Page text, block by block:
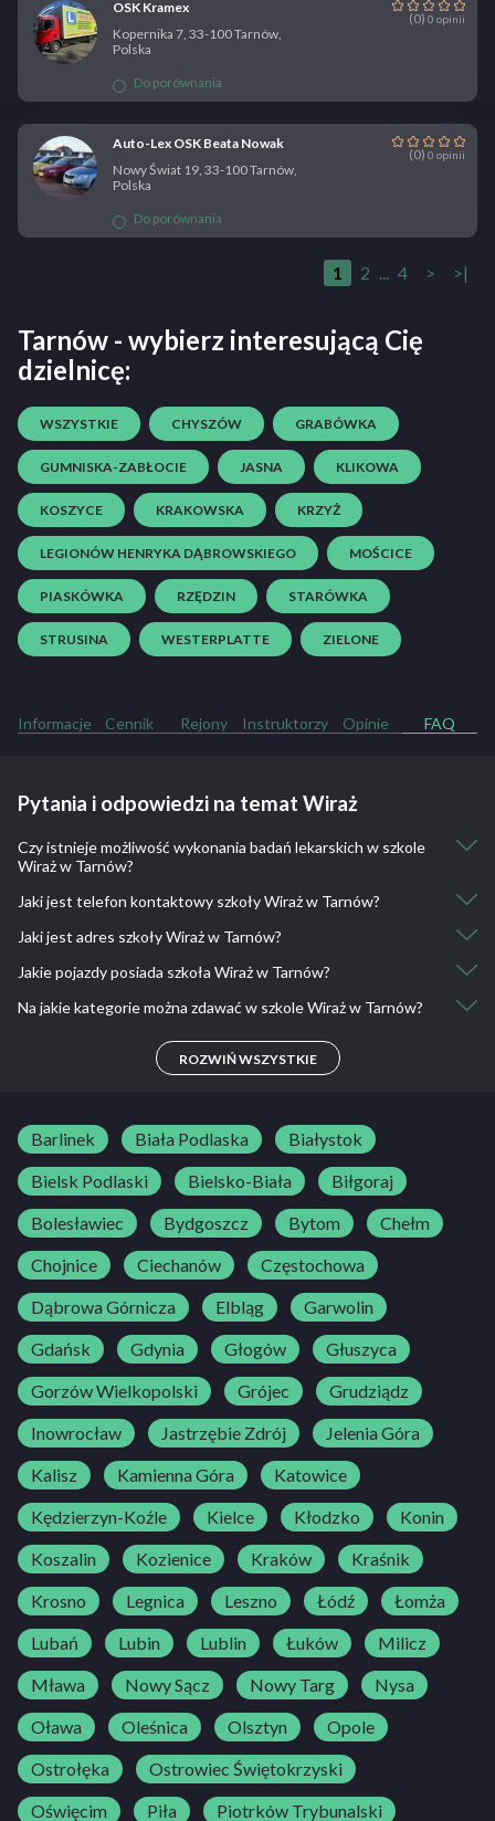
OSK Kramex
(0) 0 opinii
Kopernika 7, 33-100 Tarnów,
Polska
Do porównania
Auto-Lex OSK Beata Nowak
(0) 0 opinii
Nowy Świat 19, 33-100 Tarnów,
Polska
Do porównania
1 2 ... 4 > >|
Tarnów - wybierz interesującą Cię
dzielnicę:
WSZYSTKIE CHYSZÓW GRABÓWKA
GUMNISKA-ZABŁOCIE JASNA KLIKOWA
KOSZYCE KRAKOWSKA KRZYŻ
LEGIONÓW HENRYKA DĄBROWSKIEGO MOŚCICE
PIASKÓWKA RZĘDZIN STARÓWKA
STRUSINA WESTERPLATTE ZIELONE
Informacje Cennik Rejony Instruktorzy Opinie FAQ
Pytania i odpowiedzi na temat Wiraż
Czy istnieje możliwość wykonania badań lekarskich w szkole
Wiraż w Tarnów?
Nie, nie ma takiej możliwości.
Jaki jest telefon kontaktowy szkoły Wiraż w Tarnów?
14 696 69 29
Jaki jest adres szkoły Wiraż w Tarnów?
Tarnów, ul. Okrężna 4a
Jakie pojazdy posiada szkoła Wiraż w Tarnów?
MAN 12.240, Skoda Fabia, Renault Premium 330 DXI
Na jakie kategorie można zdawać w szkole Wiraż w Tarnów?
B, B1, C, C+E, D, D+E
ROZWIŃ WSZYSTKIE
Barlinek Biała Podlaska
Białystok
Bielsk Podlaski
Bielsko-Biała
Biłgoraj
Bolesławiec
Bydgoszcz Bytom
Chełm
Chojnice
Ciechanów
Częstochowa
Dąbrowa Górnicza
Elbląg
Garwolin
Gdańsk
Gdynia Głogów
Głuszyca
Gorzów Wielkopolski
Grójec
Grudziądz
Inowrocław
Jastrzębie Zdrój
Jelenia Góra
Kalisz
Kamienna Góra
Katowice
Kędzierzyn-Koźle
Kielce Kłodzko
Konin
Koszalin
Kozienice Kraków
Kraśnik
Krosno
Legnica Leszno Łódź
Łomża
Lubań
Lubin Lublin Łuków
Milicz
Mława
Nowy Sącz Nowy Targ
Nysa
Oława
Oleśnica Olsztyn
Opole
Ostrołęka
Ostrowiec Świętokrzyski
Oświęcim
Piła Piotrków Trybunalski